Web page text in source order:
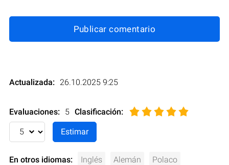
Publicar comentario
Actualizada: 26.10.2025 9:25
Evaluaciones: 5 Clasificación:
En otros idiomas: Inglés Alemán Polaco